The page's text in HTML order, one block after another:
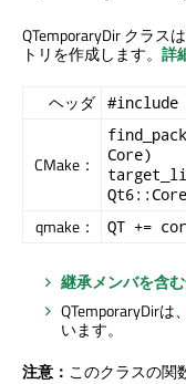
QTemporaryDir クラス
トリを作成します。 詳
ヘッダ #include
CMake：
Core)
qmake： QT +=
継承メンバを含
QTemporaryDirは、
います。
注意： このクラスの関